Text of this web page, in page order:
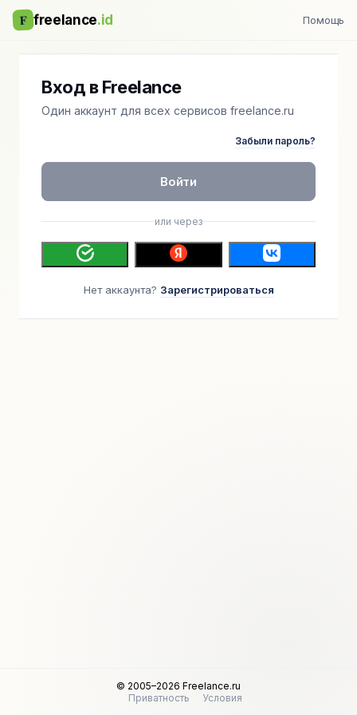
F freelance.id Помощь
Вход в Freelance
Один аккаунт для всех сервисов freelance.ru
Забыли пароль?
Войти
или через
Нет аккаунта? Зарегистрироваться
© 2005–2026 Freelance.ru
Приватность
Условия